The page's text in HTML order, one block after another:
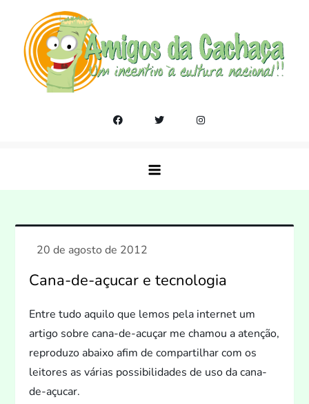
content
Cana-de-açucar e tecnologia
Entre tudo aquilo que lemos pela internet um
artigo sobre cana-de-acuçar me chamou a atenção,
reproduzo abaixo afim de compartilhar com os
leitores as várias possibilidades de uso da cana-
de-açucar.